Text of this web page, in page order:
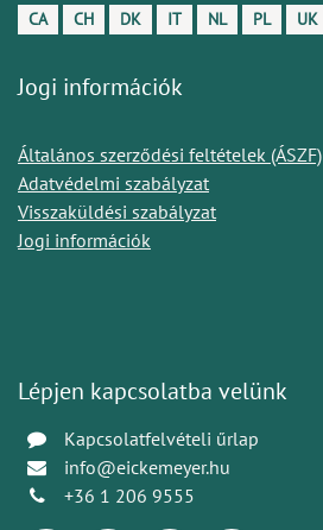
CA CH DK IT NL PL UK
Jogi információk
Általános szerződési feltételek (ÁSZF)
Adatvédelmi szabályzat
Visszaküldési szabályzat
Jogi információk
Lépjen kapcsolatba velünk
Kapcsolatfelvételi űrlap
info@eickemeyer.hu
+36 1 206 9555